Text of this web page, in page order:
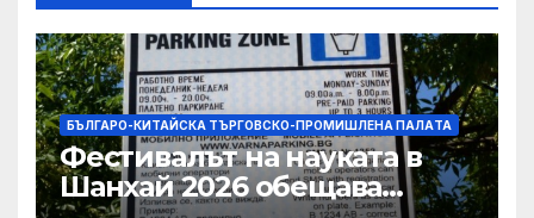
БЪЛГАРО-КИТАЙСКА ТЪРГОВСКО-ПРОМИШЛЕНА ПАЛAТА
Фестивалът на науката в
Шанхай 2026 обещава